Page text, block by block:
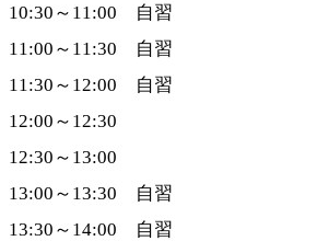
10:30～11:00 自習
11:00～11:30 自習
11:30～12:00 自習
12:00～12:30
12:30～13:00
13:00～13:30 自習
13:30～14:00 自習